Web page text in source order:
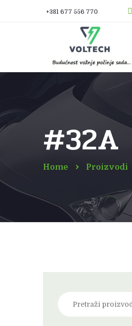
+381 677 556 770
#32A
Home Proizvodi